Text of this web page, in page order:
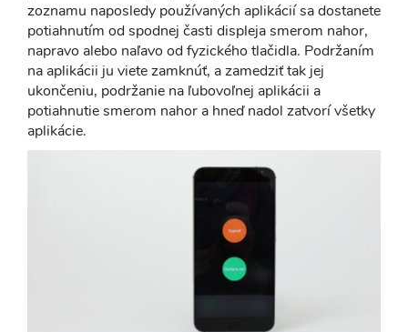
zoznamu naposledy používaných aplikácií sa dostanete
potiahnutím od spodnej časti displeja smerom nahor,
napravo alebo naľavo od fyzického tlačidla. Podržaním
na aplikácii ju viete zamknúť, a zamedziť tak jej
ukončeniu, podržanie na ľubovoľnej aplikácii a
potiahnutie smerom nahor a hneď nadol zatvorí všetky
aplikácie.